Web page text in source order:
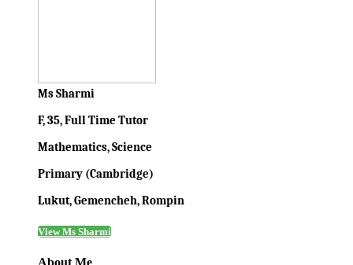
Ms Sharmi
F, 35, Full Time Tutor
Mathematics, Science
Primary (Cambridge)
Lukut, Gemencheh, Rompin
View Ms Sharmi
About Me